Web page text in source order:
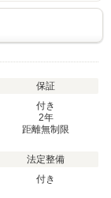
保証
付き
2年
距離無制限
法定整備
付き